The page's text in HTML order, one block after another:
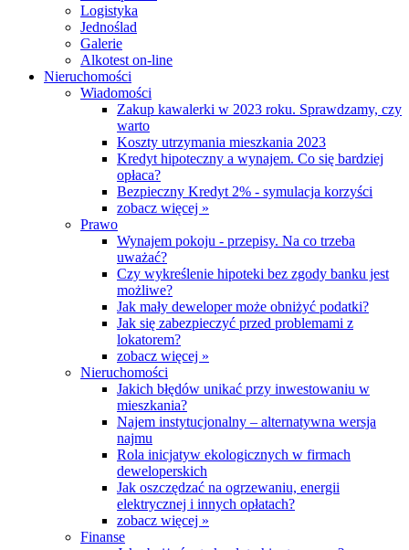
Logistyka
Jednoślad
Galerie
Alkotest on-line
Nieruchomości
Wiadomości
Zakup kawalerki w 2023 roku. Sprawdzamy, czy
warto
Koszty utrzymania mieszkania 2023
Kredyt hipoteczny a wynajem. Co się bardziej
opłaca?
Bezpieczny Kredyt 2% - symulacja korzyści
zobacz więcej »
Prawo
Wynajem pokoju - przepisy. Na co trzeba
uważać?
Czy wykreślenie hipoteki bez zgody banku jest
możliwe?
Jak mały deweloper może obniżyć podatki?
Jak się zabezpieczyć przed problemami z
lokatorem?
zobacz więcej »
Nieruchomości
Jakich błędów unikać przy inwestowaniu w
mieszkania?
Najem instytucjonalny – alternatywna wersja
najmu
Rola inicjatyw ekologicznych w firmach
deweloperskich
Jak oszczędzać na ogrzewaniu, energii
elektrycznej i innych opłatach?
zobacz więcej »
Finanse